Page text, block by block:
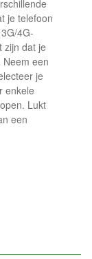
je telefoon
4G-
zijn dat je
een
je
enkele
Lukt
een